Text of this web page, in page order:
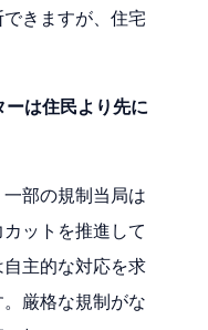
きますが、住宅
は住民より先に
部の規制当局は
ットを推進して
主的な対応を求
厳格な規制がな